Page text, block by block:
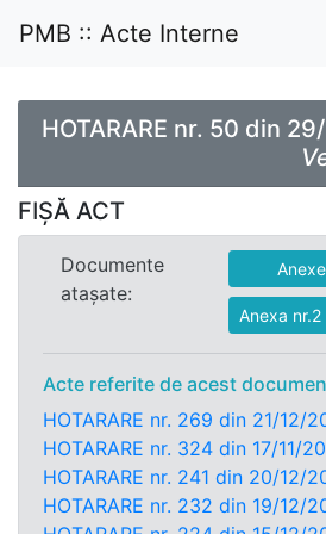
PMB :: Acte Interne
HOTARARE nr. 50 din
FIȘĂ ACT
Documente
atașate:
Anexa
Acte referite de acest
HOTARARE nr. 269 din 21/12/
HOTARARE nr. 324 din 17/11/
HOTARARE nr. 241 din 20/12/
HOTARARE nr. 232 din 19/12/